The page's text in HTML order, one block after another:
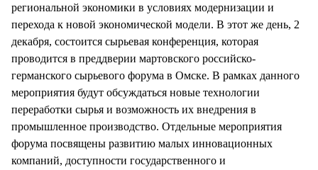
региональной экономики в условиях модернизации и
перехода к новой экономической модели. В этот же день, 2
декабря, состоится сырьевая конференция, которая
проводится в преддверии мартовского российско-
германского сырьевого форума в Омске. В рамках данного
мероприятия будут обсуждаться новые технологии
переработки сырья и возможность их внедрения в
промышленное производство. Отдельные мероприятия
форума посвящены развитию малых инновационных
компаний, доступности государственного и